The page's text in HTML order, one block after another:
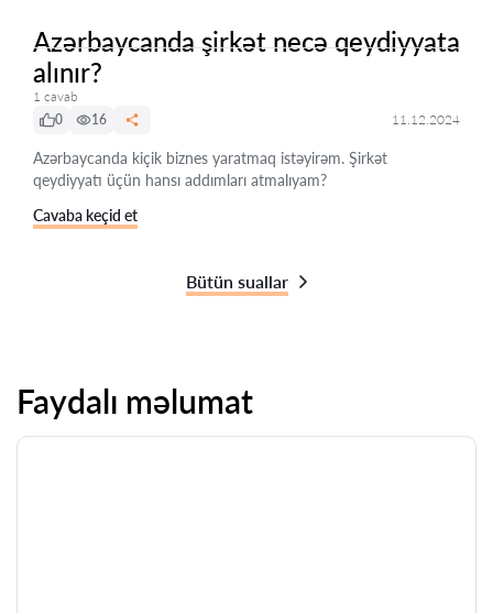
Azərbaycanda şirkət necə qeydiyyata
alınır?
1 cavab
0
16 11.12.2024
Azərbaycanda kiçik biznes yaratmaq istəyirəm. Şirkət
qeydiyyatı üçün hansı addımları atmalıyam?
Cavaba keçid et
Bütün suallar
Faydalı məlumat